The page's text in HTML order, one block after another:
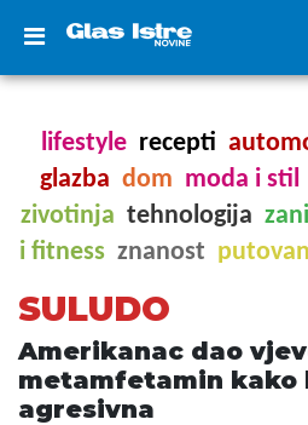
lifestyle recepti
glazba dom moda i stil
zivotinja tehnologija
i fitness znanost
SULUDO
Amerikanac dao
metamfetamin kako
agresivna